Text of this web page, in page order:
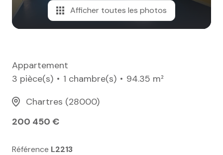
Afficher toutes les photos
Appartement
3 pièce(s)
1 chambre(s)
94.35 m²
Chartres (28000)
200 450 €
Référence L2213